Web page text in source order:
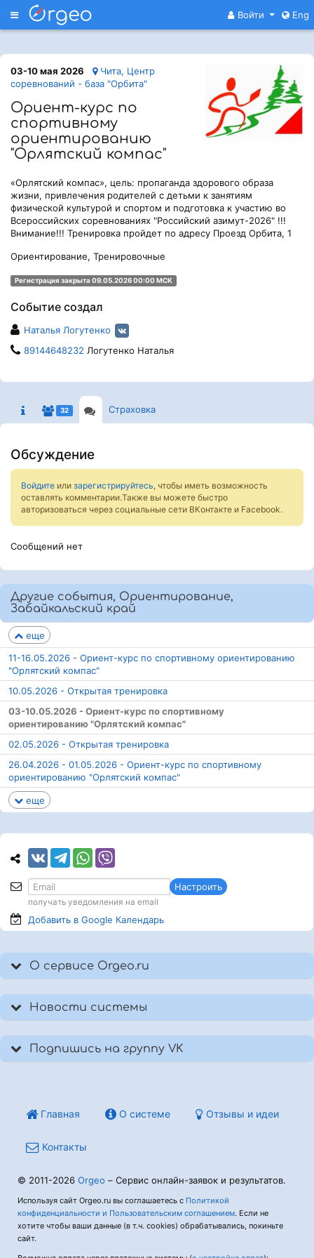
Меню Войти Eng
03-10 мая 2026
Чита, Центр
соревнований - база "Орбита"
Ориент-курс по
спортивному
ориентированию
"Орлятский компас"
«Орлятский компас», цель: пропаганда здорового образа
жизни, привлечения родителей с детьми к занятиям
физической культурой и спортом и подготовка к участию во
Всероссийских соревнованиях "Российский азимут-2026" !!!
Внимание!!! Тренировка пройдет по адресу Проезд Орбита, 1
Ориентирование, Тренировочные
Регистрация закрыта 09.05.2026 00:00 МСК
Событие создал
Наталья Логутенко
89144648232 Логутенко Наталья
32 Страховка
Обсуждение
Войдите или зарегистрируйтесь, чтобы иметь возможность
оставлять комментарии.Также вы можете быстро
авторизоваться через социальные сети ВКонтакте и Facebook.
Сообщений нет
Другие события, Ориентирование,
Забайкальский край
еще
11-16.05.2026 - Ориент-курс по спортивному ориентированию
"Орлятский компас"
10.05.2026 - Открытая тренировка
03-10.05.2026 - Ориент-курс по спортивному
ориентированию "Орлятский компас"
02.05.2026 - Открытая тренировка
26.04.2026 - 01.05.2026 - Ориент-курс по спортивному
ориентированию "Орлятский компас"
еще
Настроить
получать уведомления на email
Добавить в Google Календарь
О сервисе Orgeo.ru
Новости системы
Подпишись на группу VK
Главная О системе Отзывы и идеи
Контакты
© 2011-2026 Orgeo – Сервис онлайн-заявок и результатов.
Используя сайт Orgeo.ru вы соглашаетесь с Политикой
конфиденциальности и Пользовательским соглашением. Если не
хотите чтобы ваши данные (в т.ч. cookies) обрабатывались, покиньте
сайт.